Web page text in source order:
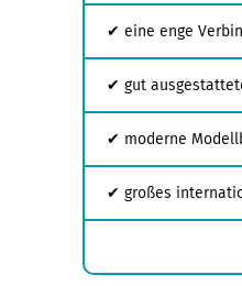
✔ eine enge
✔ gut
✔ moderne
✔ großes